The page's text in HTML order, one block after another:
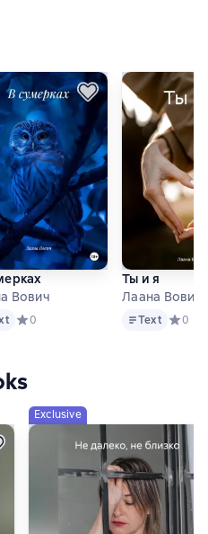
0 оценок
Вович
Средний рейтинг 0 на основе 0
0
Ты и я
Лаана Вович
TextText 0
Exclusive